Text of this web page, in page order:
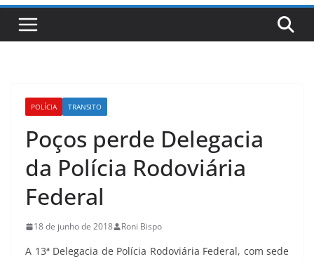
POLÍCIA TRANSITO
Poços perde Delegacia
da Polícia Rodoviária
Federal
18 de junho de 2018 Roni Bispo
A 13ª Delegacia de Polícia Rodoviária Federal, com sede